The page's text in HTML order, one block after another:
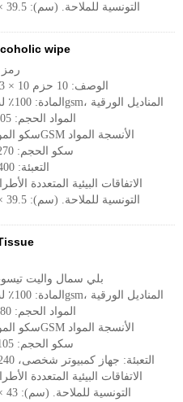
التونسية للملاحة. (سم): 39.5 × 30 × 45.5
wipe
رمز
الوصف: 10 حزم 10 × 3-بلي ميني جيب
المادة: 100٪ لب العذراء، 13.5gsm، المناديل الورقية
المواد الحجم: 205 × 205 ملليمتر
سكو المواد: 13.5 +/- 0.5GSM الأنسجة المواد
سكو الحجم: 270 × 56 × 72 ملم
التعبئة: 400 حزم / الكرتون
الاتفاقات البيئية المتعددة
التونسية للملاحة. (سم): 39.5 × 30 × 45.5
الوصف: 10 x 3-بلي سمال واليت تيسو
المادة: 100٪ لب العذراء، 13.5gsm، المناديل الورقية
المواد الحجم: 180 × 180 ملليمتر
سكو المواد: 13.5 +/- 0.5GSM الأنسجة المواد
سكو الحجم: 105 × 70 × 15 ملم
التعبئة: جهاز كمبيوتر شخصى، 240 حزم / الكرتون
الاتفاقات البيئية المتعددة
التونسية للملاحة. (سم): 43 × 29.5 × 26